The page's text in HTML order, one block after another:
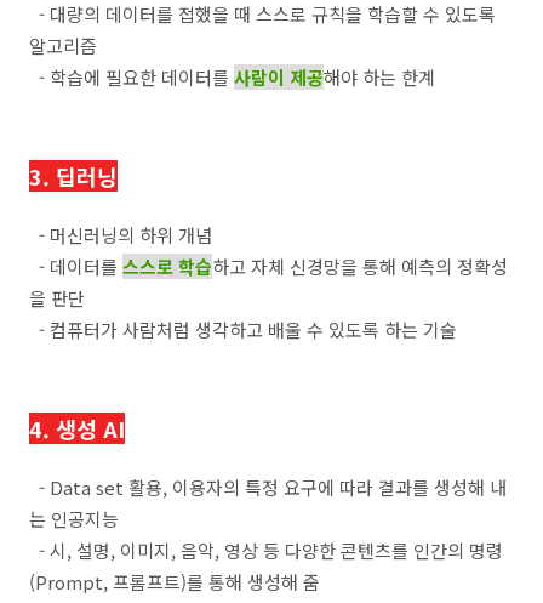
- 대량의 데이터를 접했을 때 스스로 규칙을 학습할 수 있도록
알고리즘
- 학습에 필요한 데이터를 사람이 제공해야 하는 한계
3. 딥러닝
- 머신러닝의 하위 개념
- 데이터를 스스로 학습하고 자체 신경망을 통해 예측의 정확성
을 판단
- 컴퓨터가 사람처럼 생각하고 배울 수 있도록 하는 기술
4. 생성 AI
- Data set 활용, 이용자의 특정 요구에 따라 결과를 생성해 내
는 인공지능
- 시, 설명, 이미지, 음악, 영상 등 다양한 콘텐츠를 인간의 명령
(Prompt, 프롬프트)를 통해 생성해 줌